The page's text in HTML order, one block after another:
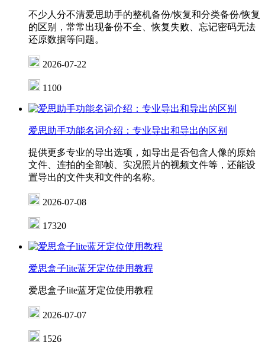
不少人分不清爱思助手的整机备份/恢复和分类备份/恢复
的区别，常常出现备份不全、恢复失败、忘记密码无法
还原数据等问题。
2026-07-22
1100
爱思助手功能名词介绍：专业导出和导出的区别
提供更多专业的导出选项，如导出是否包含人像的原始
文件、连拍的全部帧、实况照片的视频文件等，还能设
置导出的文件夹和文件的名称。
2026-07-08
17320
爱思盒子lite蓝牙定位使用教程
爱思盒子lite蓝牙定位使用教程
2026-07-07
1526